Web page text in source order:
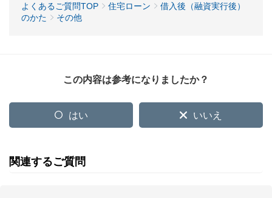
よくあるご質問TOP 住宅ローン
借入後（融資実行後）
のかた
その他
この内容は参考になりましたか？
はい いいえ
関連するご質問